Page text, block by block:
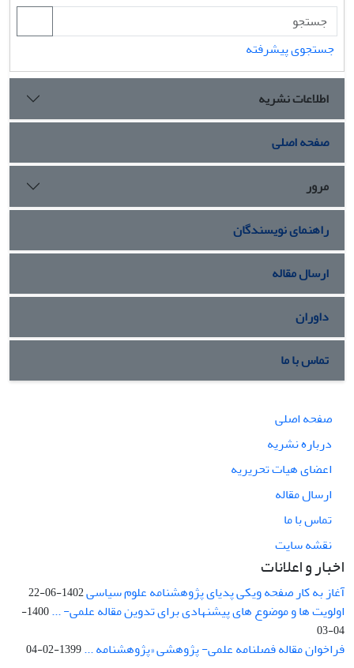
جستجوی پیشرفته
اطلاعات نشریه
صفحه اصلی
مرور
راهنمای نویسندگان
ارسال مقاله
داوران
تماس با ما
صفحه اصلی
درباره نشریه
اعضای هیات تحریریه
ارسال مقاله
تماس با ما
نقشه سایت
اخبار و اعلانات
آغاز به کار صفحه ویکی پدیای پژوهشنامه علوم سیاسی1402-06-22
اولویت ها و موضوع های پیشنهادی برای تدوین مقاله علمی- ...
1400-
04-03
فراخوان مقاله فصلنامه علمی- پژوهشی «پژوهشنامه ...1399-02-04